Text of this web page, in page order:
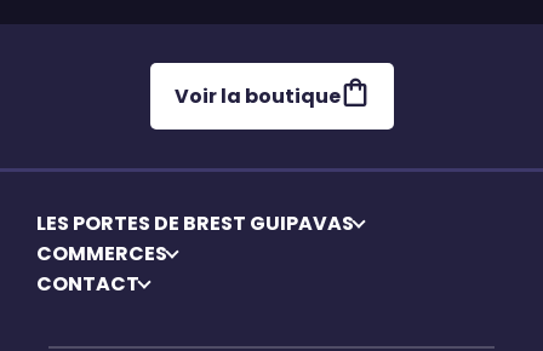
Voir la boutique
LES PORTES DE BREST GUIPAVAS
COMMERCES
CONTACT